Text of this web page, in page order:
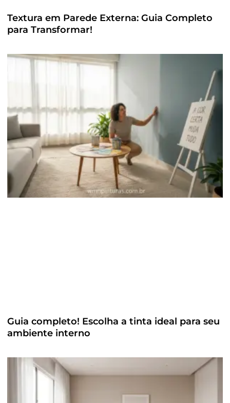
Textura em Parede Externa: Guia Completo
para Transformar!
Guia completo! Escolha a tinta ideal para seu
ambiente interno